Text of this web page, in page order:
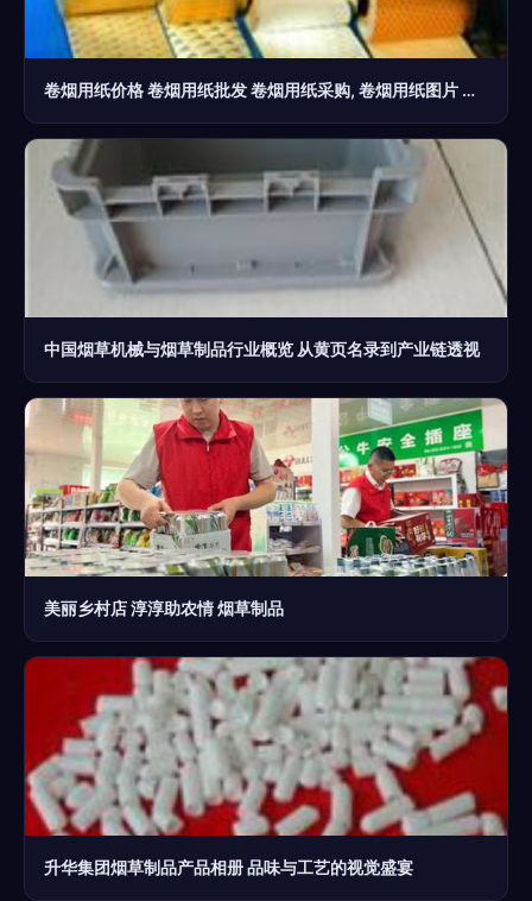
卷烟用纸价格 卷烟用纸批发 卷烟用纸采购, 卷烟用纸图片 产品搜索
中国烟草机械与烟草制品行业概览 从黄页名录到产业链透视
美丽乡村店 淳淳助农情 烟草制品
升华集团烟草制品产品相册 品味与工艺的视觉盛宴